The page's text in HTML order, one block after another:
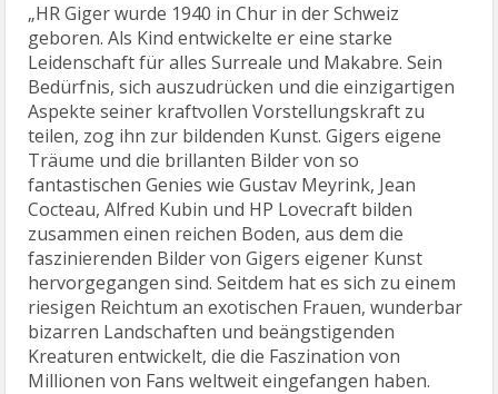
„HR Giger wurde 1940 in Chur in der Schweiz
geboren. Als Kind entwickelte er eine starke
Leidenschaft für alles Surreale und Makabre. Sein
Bedürfnis, sich auszudrücken und die einzigartigen
Aspekte seiner kraftvollen Vorstellungskraft zu
teilen, zog ihn zur bildenden Kunst. Gigers eigene
Träume und die brillanten Bilder von so
fantastischen Genies wie Gustav Meyrink, Jean
Cocteau, Alfred Kubin und HP Lovecraft bilden
zusammen einen reichen Boden, aus dem die
faszinierenden Bilder von Gigers eigener Kunst
hervorgegangen sind. Seitdem hat es sich zu einem
riesigen Reichtum an exotischen Frauen, wunderbar
bizarren Landschaften und beängstigenden
Kreaturen entwickelt, die die Faszination von
Millionen von Fans weltweit eingefangen haben.